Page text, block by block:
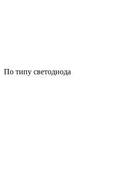
По типу светодиода